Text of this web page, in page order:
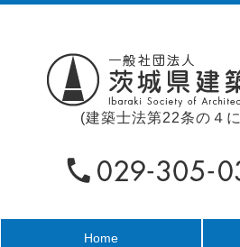
(建築士法第22条の４
Home